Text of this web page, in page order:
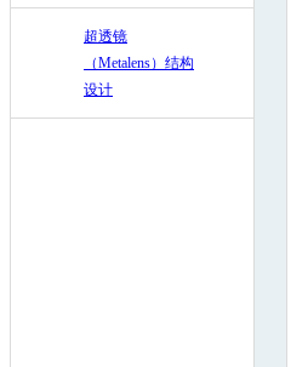
超透镜
（Metalens）结构
设计